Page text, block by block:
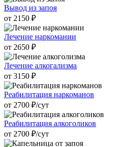
Вывод из запоя
от 2150 ₽
Лечение наркомании
от 2650 ₽
Лечение алкогализма
от 3150 ₽
Реабилитация наркоманов
от 2700 ₽/cут
Реабилитация алкоголиков
от 2700 ₽/cут